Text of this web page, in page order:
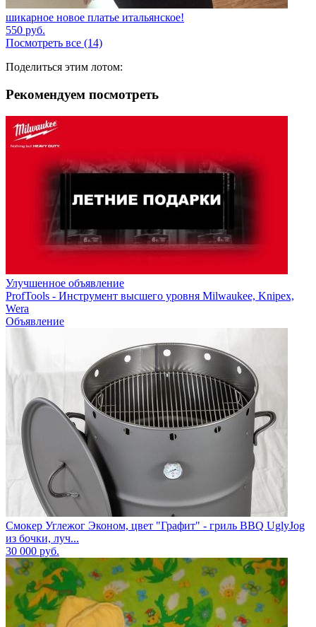
шикарное новое платье итальянское!
550 руб.
Посмотреть все (14)
Поделиться этим лотом:
Рекомендуем посмотреть
Улучшенное объявление
ProfTools - Инструмент высшего уровня Milwaukee, Knipex,
Wera
Объявление
Смокер Углежог Эконом, цвет "Графит" - гриль BBQ UglyJog
из бочки, луч...
30 000 руб.